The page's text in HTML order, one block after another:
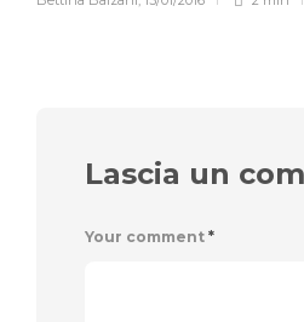
Lascia un
Your comment *